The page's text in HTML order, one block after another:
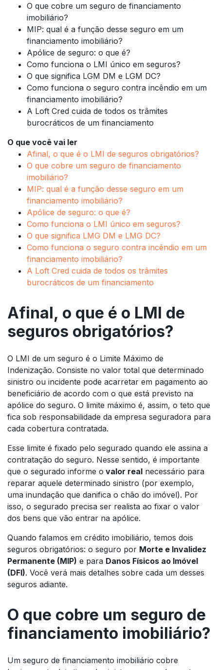
O que cobre um seguro de financiamento
imobiliário?
MIP: qual é a função desse seguro em um
financiamento imobiliário?
Apólice de seguro: o que é?
Como funciona o LMI único em seguros?
O que significa LGM DM e LGM DC?
Como funciona o seguro contra incêndio em um
financiamento imobiliário?
A Loft Cred cuida de todos os trâmites
burocráticos de um financiamento
O que você vai ler
Afinal, o que é o LMI de seguros obrigatórios?
O que cobre um seguro de financiamento
imobiliário?
MIP: qual é a função desse seguro em um
financiamento imobiliário?
Apólice de seguro: o que é?
Como funciona o LMI único em seguros?
O que significa LMG DM e LMG DC?
Como funciona o seguro contra incêndio em um
financiamento imobiliário?
A Loft Cred cuida de todos os trâmites
burocráticos de um financiamento
Afinal, o que é o LMI de
seguros obrigatórios?
O LMI de um seguro é o Limite Máximo de
Indenização. Consiste no valor total que determinado
sinistro ou incidente pode acarretar em pagamento ao
beneficiário de acordo com o que está previsto na
apólice do seguro. O limite máximo é, assim, o teto que
fica sob responsabilidade da empresa seguradora para
cada cobertura contratada.
Esse limite é fixado pelo segurado quando ele assina a
contratação do seguro. Nesse sentido, é importante
que o segurado informe o valor real necessário para
reparar aquele determinado sinistro (por exemplo,
uma inundação que danifica o chão do imóvel). Por
isso, o segurado precisa ser realista ao fixar o valor
dos bens que vão entrar na apólice.
Quando falamos em crédito imobiliário, temos dois
seguros obrigatórios: o seguro por Morte e Invalidez
Permanente (MIP) e para Danos Físicos ao Imóvel
(DFI). Você verá mais detalhes sobre cada um desses
seguros adiante.
O que cobre um seguro de
financiamento imobiliário?
Um seguro de financiamento imobiliário cobre